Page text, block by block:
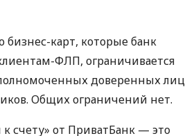
бизнес-карт, которые банк
ФЛП, ограничивается
доверенных лиц
Общих ограничений нет.
счету» от ПриватБанк — это